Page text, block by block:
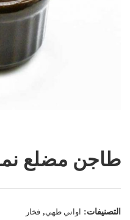
طاجن مضلع
التصنيفات: اواني طهي, فخار